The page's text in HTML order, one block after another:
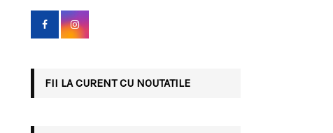
r
FII LA CURENT CU NOUTATILE